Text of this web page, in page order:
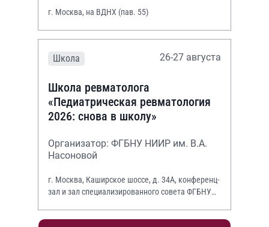
г. Москва, на ВДНХ (пав. 55)
Школа 26-27 августа
Школа ревматолога
«Педиатрическая ревматология
2026: снова в школу»
Организатор: ФГБНУ НИИР им. В.А.
Насоновой
г. Москва, Каширское шоссе, д. 34А, конференц-
зал и зал специализированного совета ФГБНУ